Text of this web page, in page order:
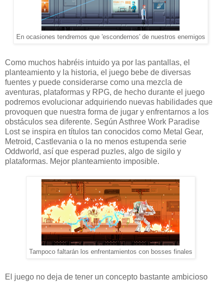
En ocasiones tendremos que 'escondernos' de nuestros enemigos
Como muchos habréis intuido ya por las pantallas, el
planteamiento y la historia, el juego bebe de diversas
fuentes y puede considerarse como una mezcla de
aventuras, plataformas y RPG, de hecho durante el juego
podremos evolucionar adquiriendo nuevas habilidades que
provoquen que nuestra forma de jugar y enfrentarnos a los
obstáculos sea diferente. Según Asthree Work Paradise
Lost se inspira en títulos tan conocidos como Metal Gear,
Metroid, Castlevania o la no menos estupenda serie
Oddworld, así que esperad puzles, algo de sigilo y
plataformas. Mejor planteamiento imposible.
Tampoco faltarán los enfrentamientos con bosses finales
El juego no deja de tener un concepto bastante ambicioso